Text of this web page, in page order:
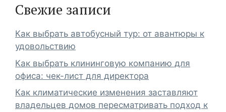
Свежие записи
Как выбрать автобусный тур: от авантюры к
удовольствию
Как выбрать клининговую компанию для
офиса: чек-лист для директора
Как климатические изменения заставляют
владельцев домов пересматривать подход к